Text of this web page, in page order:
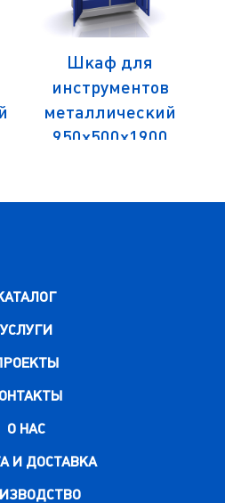
Шкаф для
инструментов
металлический
950х500х1900
УСЛУГИ
О НАС
И ДОСТАВКА